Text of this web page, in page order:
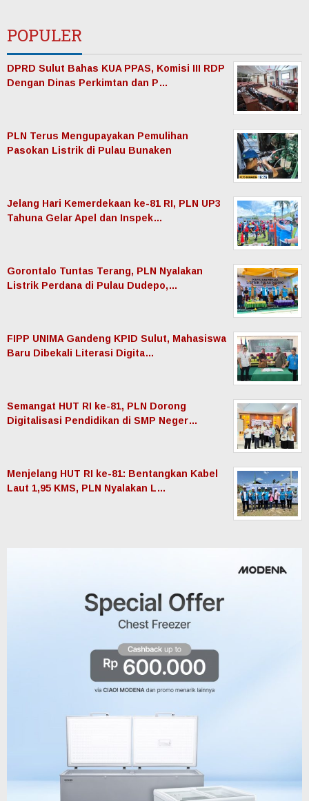
POPULER
DPRD Sulut Bahas KUA PPAS, Komisi III RDP
Dengan Dinas Perkimtan dan P…
PLN Terus Mengupayakan Pemulihan
Pasokan Listrik di Pulau Bunaken
Jelang Hari Kemerdekaan ke-81 RI, PLN UP3
Tahuna Gelar Apel dan Inspek…
Gorontalo Tuntas Terang, PLN Nyalakan
Listrik Perdana di Pulau Dudepo,…
FIPP UNIMA Gandeng KPID Sulut, Mahasiswa
Baru Dibekali Literasi Digita…
Semangat HUT RI ke-81, PLN Dorong
Digitalisasi Pendidikan di SMP Neger…
Menjelang HUT RI ke-81: Bentangkan Kabel
Laut 1,95 KMS, PLN Nyalakan L…